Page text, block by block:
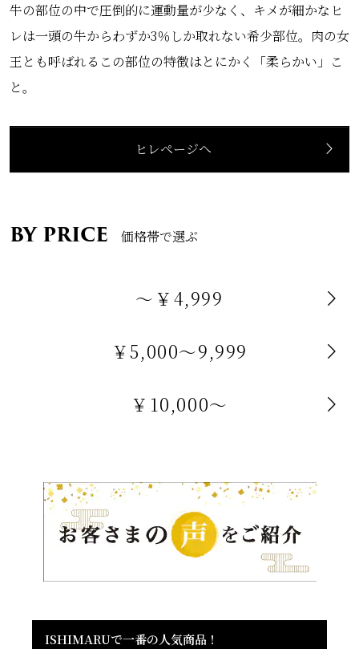
牛の部位の中で圧倒的に運動量が少なく、キメが細かなヒ
レは一頭の牛からわずか3％しか取れない希少部位。肉の女
王とも呼ばれるこの部位の特徴はとにかく「柔らかい」こ
と。
ヒレページへ
BY PRICE 価格帯で選ぶ
～￥4,999
￥5,000～9,999
￥10,000～
ISHIMARUで一番の人気商品！